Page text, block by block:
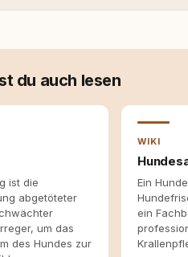
entsteht echte Bindung dort,
du auch lesen
ist die
abgetöteter
um das
des Hundes zur
WIKI
Ein
ein